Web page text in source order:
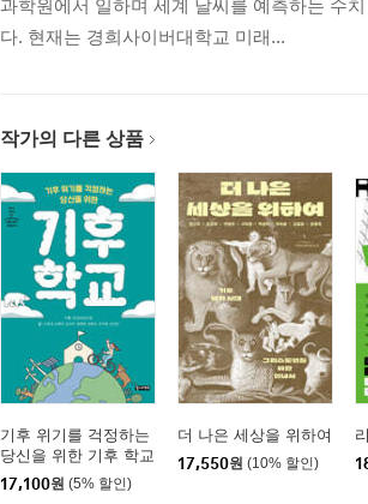
과학원에서 일하며 세계 날씨를 예측하는 수
다. 현재는 경희사이버대학교 미래...
작가의 다른 상품
기후 위기를 걱정하는
당신을 위한 기후 학교
17,100원 (5% 할인)
더 나은 세상을 위하여
17,550원 (10% 할인)